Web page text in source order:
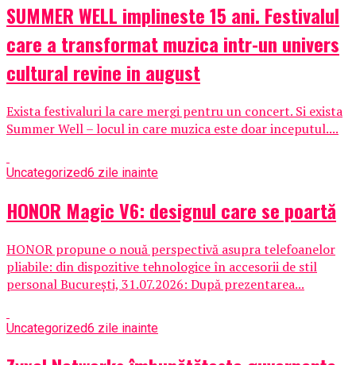
SUMMER WELL implineste 15 ani. Festivalul
care a transformat muzica intr-un univers
cultural revine in august
Exista festivaluri la care mergi pentru un concert. Si exista
Summer Well – locul in care muzica este doar inceputul....
Uncategorized6 zile inainte
HONOR Magic V6: designul care se poartă
HONOR propune o nouă perspectivă asupra telefoanelor
pliabile: din dispozitive tehnologice în accesorii de stil
personal București, 31.07.2026: După prezentarea...
Uncategorized6 zile inainte